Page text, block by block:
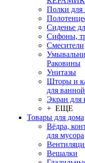
Полки для
Сиденье
Сифоны,
Смесители
Раковины
Унитазы
Шторы и
для ванной
Экран для
+ ЕЩЕ
Товары для дома
Вёдра,
для мусора
Вешалки